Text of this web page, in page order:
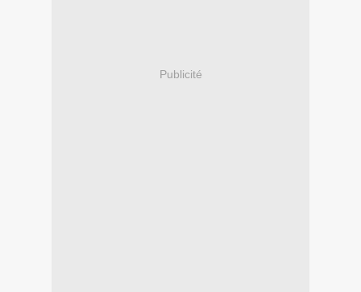
Publicité